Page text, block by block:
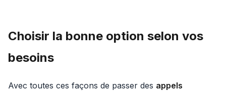
Choisir la bonne option selon vos
besoins
Avec toutes ces façons de passer des appels